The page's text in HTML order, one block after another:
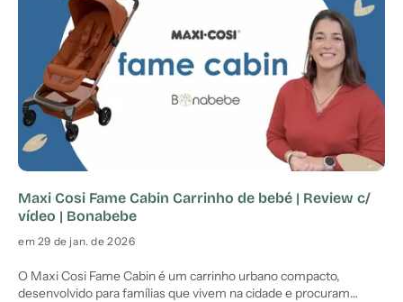
Maxi Cosi Fame Cabin Carrinho de bebé | Review c/
vídeo | Bonabebe
em 29 de jan. de 2026
O Maxi Cosi Fame Cabin é um carrinho urbano compacto,
desenvolvido para famílias que vivem na cidade e procuram